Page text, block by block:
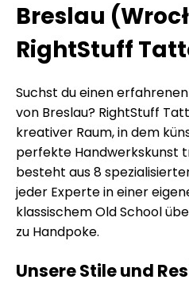
Breslau
RightStuff
Suchst du einen
von Breslau? RightStuff
kreativer Raum, in dem
perfekte Handwerkskunst
besteht aus 8
jeder Experte in einer
klassischem Old School
zu Handpoke.
Unsere Stile und